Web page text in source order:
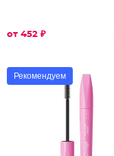
от 452 ₽
Рекомендуем